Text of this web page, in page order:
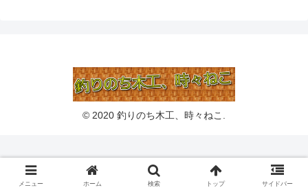
© 2020 釣りのち木工、時々ねこ.
メニュー ホーム 検索 トップ サイドバー